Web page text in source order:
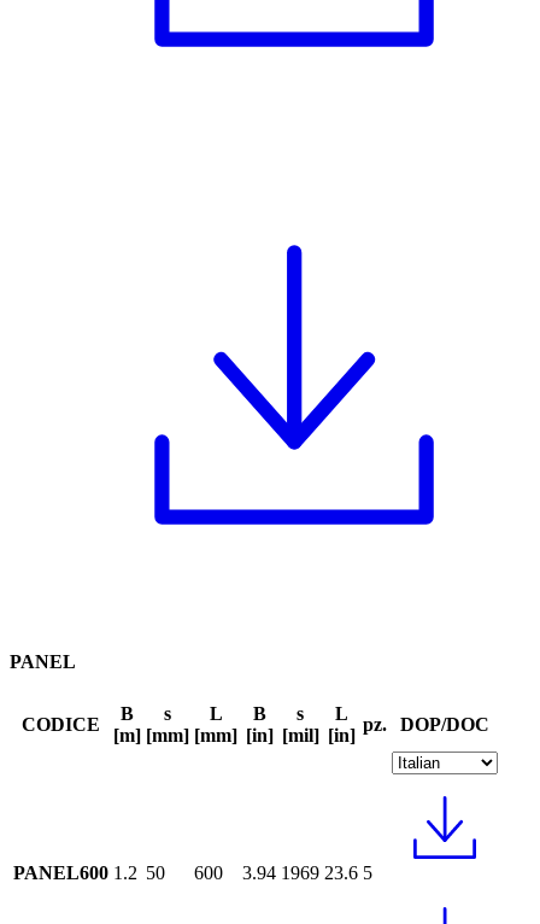
PANEL
CODICE
B
[m]
s
[mm]
L
[mm]
B
[in]
s
[mil]
L
[in]
pz. DOP/DOC
PANEL600 1.2 50 600 3.94 1969 23.6 5